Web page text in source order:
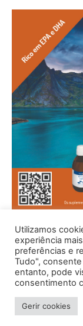
© 1996 - 2026 -
Utilizamos
experiência
preferências e
Tudo",
entanto, pode
consentimento
Gerir cookies